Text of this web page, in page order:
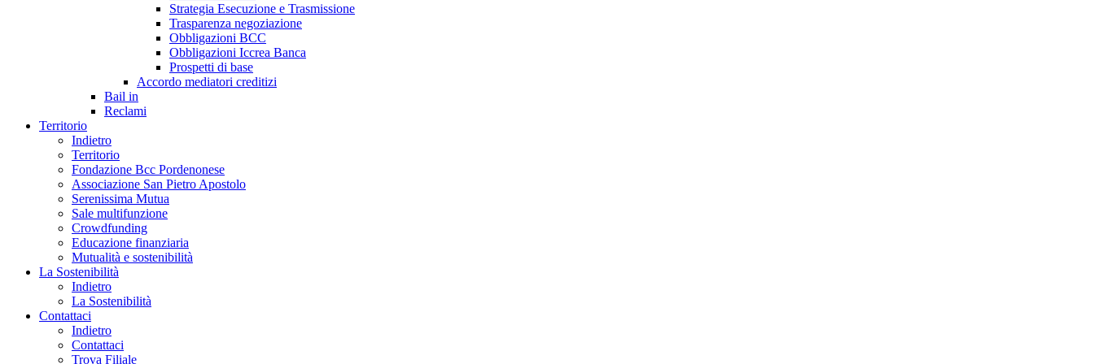
Strategia Esecuzione e Trasmissione
Trasparenza negoziazione
Obbligazioni BCC
Obbligazioni Iccrea Banca
Prospetti di base
Accordo mediatori creditizi
Bail in
Reclami
Territorio
Indietro
Territorio
Fondazione Bcc Pordenonese
Associazione San Pietro Apostolo
Serenissima Mutua
Sale multifunzione
Crowdfunding
Educazione finanziaria
Mutualità e sostenibilità
La Sostenibilità
Indietro
La Sostenibilità
Contattaci
Indietro
Contattaci
Trova Filiale